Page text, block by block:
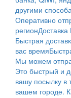
другими
Оперативно
регион
Быстрая
вас время
Мы можем
Это быстрый и
вашу посылку в
вашем городе.